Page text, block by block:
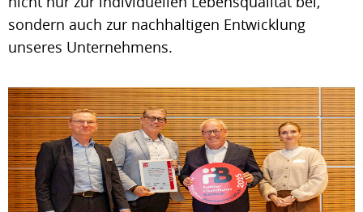
sondern auch zur nachhaltigen Entwicklung
unseres Unternehmens.